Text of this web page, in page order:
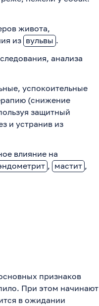
живота,
из вульвы .
анализа
успокоительные
(снижение
защитный
и устранив из
влияние на
, мастит ,
признаков
При этом начинают
в ожидании